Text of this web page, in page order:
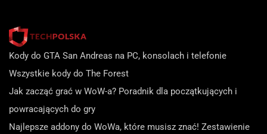
Kody do GTA San Andreas na PC, konsolach i telefonie
Wszystkie kody do The Forest
Jak zacząć grać w WoW-a? Poradnik dla początkujących i
powracających do gry
Najlepsze addony do WoWa, które musisz znać! Zestawienie